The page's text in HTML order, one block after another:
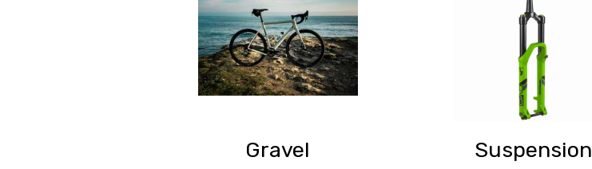
Gravel Suspension